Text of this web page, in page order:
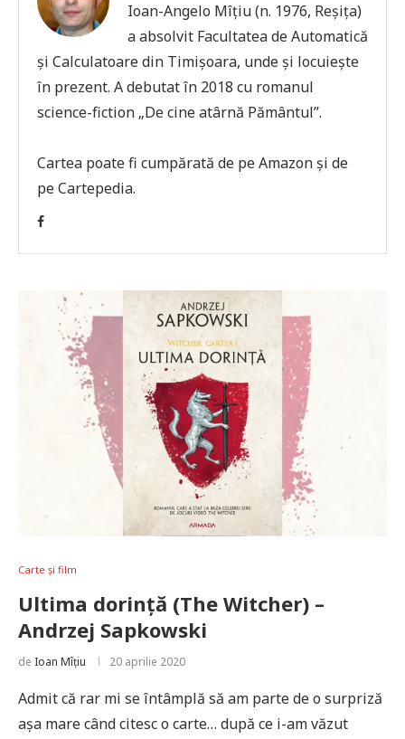
Ioan-Angelo Mîțiu (n. 1976, Reșița)
a absolvit Facultatea de Automatică
și Calculatoare din Timișoara, unde și locuiește
în prezent. A debutat în 2018 cu romanul
science-fiction „De cine atârnă Pământul”.
Cartea poate fi cumpărată de pe Amazon și de
pe Cartepedia.
Carte și film
Ultima dorință (The Witcher) –
Andrzej Sapkowski
de Ioan Mîțiu 20 aprilie 2020
Admit că rar mi se întâmplă să am parte de o surpriză
așa mare când citesc o carte… după ce i-am văzut